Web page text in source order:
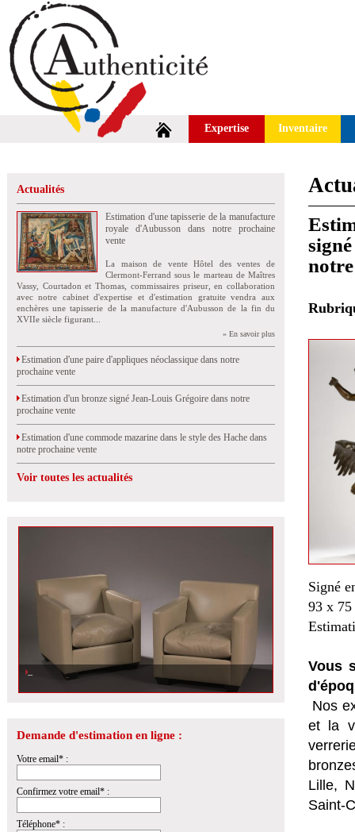
Expertise Inventaire
Actualités
Estimation d'une tapisserie de la manufacture
royale d'Aubusson dans notre prochaine
vente
La maison de vente Hôtel des ventes de
Clermont-Ferrand sous le marteau de Maîtres
Vassy, Courtadon et Thomas, commissaires priseur, en collaboration
avec notre cabinet d'expertise et d'estimation gratuite vendra aux
enchères une tapisserie de la manufacture d'Aubusson de la fin du
XVIIe siècle figurant...
» En savoir plus
Estimation d'une paire d'appliques néoclassique dans notre
prochaine vente
Estimation d'un bronze signé Jean-Louis Grégoire dans notre
prochaine vente
Estimation d'une commode mazarine dans le style des Hache dans
notre prochaine vente
Voir toutes les actualités
Demande d'estimation en ligne :
Votre email* :
Confirmez votre email* :
Téléphone* :
Signé
93 x
Vous
Nos
et la
Lille,
Saint-